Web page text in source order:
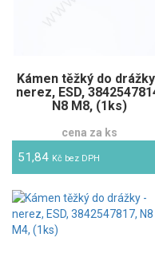
Kámen těžký do
nerez, ESD,
N8 M8, (1ks)
cena za ks
51,84 Kč bez DPH